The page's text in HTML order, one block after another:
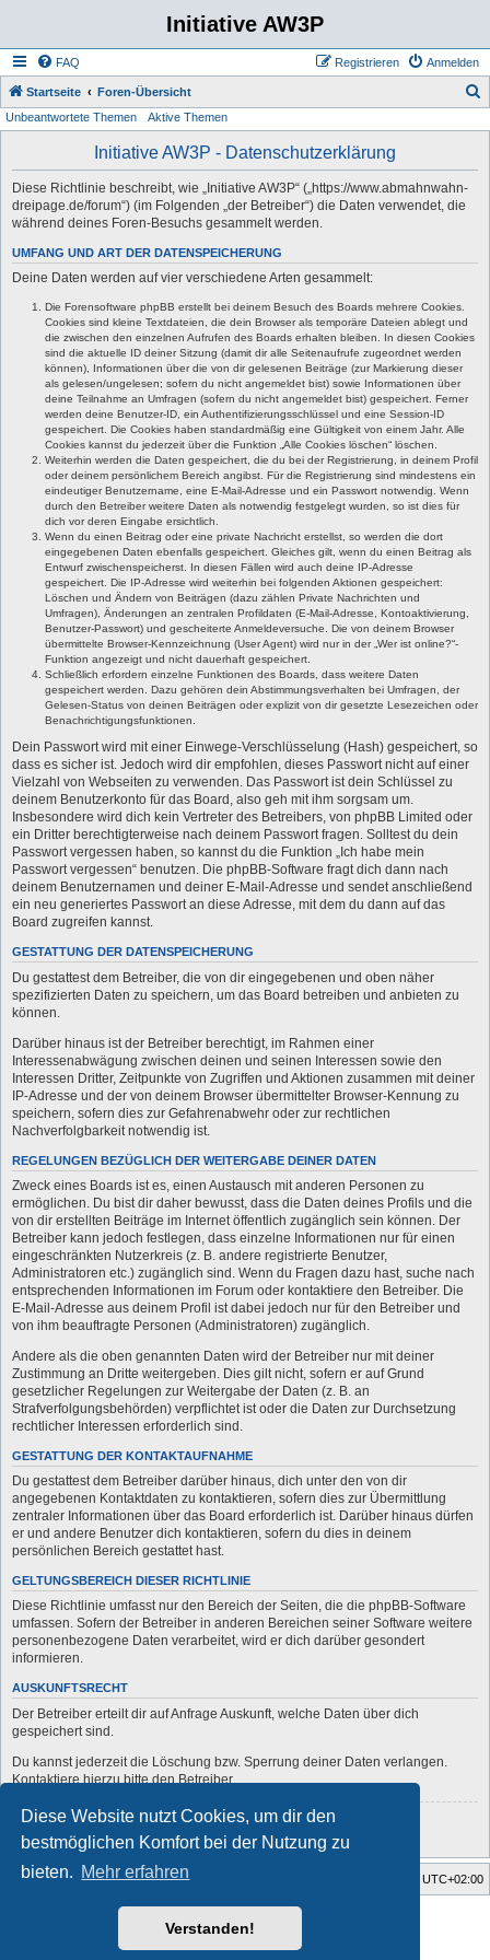
Diese Website nutzt Cookies, um dir den
bestmöglichen Komfort bei der Nutzung zu
bieten. Mehr erfahren
Verstanden!
Initiative AW3P
FAQ Anmelden
Registrieren
Startseite Foren-Übersicht
Unbeantwortete Themen Aktive Themen
Initiative AW3P - Datenschutzerklärung
Diese Richtlinie beschreibt, wie „Initiative AW3P“ („https://www.abmahnwahn-
dreipage.de/forum“) (im Folgenden „der Betreiber“) die Daten verwendet, die
während deines Foren-Besuchs gesammelt werden.
UMFANG UND ART DER DATENSPEICHERUNG
Deine Daten werden auf vier verschiedene Arten gesammelt:
Die Forensoftware phpBB erstellt bei deinem Besuch des Boards mehrere Cookies.
Cookies sind kleine Textdateien, die dein Browser als temporäre Dateien ablegt und
die zwischen den einzelnen Aufrufen des Boards erhalten bleiben. In diesen Cookies
sind die aktuelle ID deiner Sitzung (damit dir alle Seitenaufrufe zugeordnet werden
können), Informationen über die von dir gelesenen Beiträge (zur Markierung dieser
als gelesen/ungelesen; sofern du nicht angemeldet bist) sowie Informationen über
deine Teilnahme an Umfragen (sofern du nicht angemeldet bist) gespeichert. Ferner
werden deine Benutzer-ID, ein Authentifizierungsschlüssel und eine Session-ID
gespeichert. Die Cookies haben standardmäßig eine Gültigkeit von einem Jahr. Alle
Cookies kannst du jederzeit über die Funktion „Alle Cookies löschen“ löschen.
Weiterhin werden die Daten gespeichert, die du bei der Registrierung, in deinem Profil
oder deinem persönlichem Bereich angibst. Für die Registrierung sind mindestens ein
eindeutiger Benutzername, eine E-Mail-Adresse und ein Passwort notwendig. Wenn
durch den Betreiber weitere Daten als notwendig festgelegt wurden, so ist dies für
dich vor deren Eingabe ersichtlich.
Wenn du einen Beitrag oder eine private Nachricht erstellst, so werden die dort
eingegebenen Daten ebenfalls gespeichert. Gleiches gilt, wenn du einen Beitrag als
Entwurf zwischenspeicherst. In diesen Fällen wird auch deine IP-Adresse
gespeichert. Die IP-Adresse wird weiterhin bei folgenden Aktionen gespeichert:
Löschen und Ändern von Beiträgen (dazu zählen Private Nachrichten und
Umfragen), Änderungen an zentralen Profildaten (E-Mail-Adresse, Kontoaktivierung,
Benutzer-Passwort) und gescheiterte Anmeldeversuche. Die von deinem Browser
übermittelte Browser-Kennzeichnung (User Agent) wird nur in der „Wer ist online?“-
Funktion angezeigt und nicht dauerhaft gespeichert.
Schließlich erfordern einzelne Funktionen des Boards, dass weitere Daten
gespeichert werden. Dazu gehören dein Abstimmungsverhalten bei Umfragen, der
Gelesen-Status von deinen Beiträgen oder explizit von dir gesetzte Lesezeichen oder
Benachrichtigungsfunktionen.
Dein Passwort wird mit einer Einwege-Verschlüsselung (Hash) gespeichert, so
dass es sicher ist. Jedoch wird dir empfohlen, dieses Passwort nicht auf einer
Vielzahl von Webseiten zu verwenden. Das Passwort ist dein Schlüssel zu
deinem Benutzerkonto für das Board, also geh mit ihm sorgsam um.
Insbesondere wird dich kein Vertreter des Betreibers, von phpBB Limited oder
ein Dritter berechtigterweise nach deinem Passwort fragen. Solltest du dein
Passwort vergessen haben, so kannst du die Funktion „Ich habe mein
Passwort vergessen“ benutzen. Die phpBB-Software fragt dich dann nach
deinem Benutzernamen und deiner E-Mail-Adresse und sendet anschließend
ein neu generiertes Passwort an diese Adresse, mit dem du dann auf das
Board zugreifen kannst.
GESTATTUNG DER DATENSPEICHERUNG
Du gestattest dem Betreiber, die von dir eingegebenen und oben näher
spezifizierten Daten zu speichern, um das Board betreiben und anbieten zu
können.
Darüber hinaus ist der Betreiber berechtigt, im Rahmen einer
Interessenabwägung zwischen deinen und seinen Interessen sowie den
Interessen Dritter, Zeitpunkte von Zugriffen und Aktionen zusammen mit deiner
IP-Adresse und der von deinem Browser übermittelter Browser-Kennung zu
speichern, sofern dies zur Gefahrenabwehr oder zur rechtlichen
Nachverfolgbarkeit notwendig ist.
REGELUNGEN BEZÜGLICH DER WEITERGABE DEINER DATEN
Zweck eines Boards ist es, einen Austausch mit anderen Personen zu
ermöglichen. Du bist dir daher bewusst, dass die Daten deines Profils und die
von dir erstellten Beiträge im Internet öffentlich zugänglich sein können. Der
Betreiber kann jedoch festlegen, dass einzelne Informationen nur für einen
eingeschränkten Nutzerkreis (z. B. andere registrierte Benutzer,
Administratoren etc.) zugänglich sind. Wenn du Fragen dazu hast, suche nach
entsprechenden Informationen im Forum oder kontaktiere den Betreiber. Die
E-Mail-Adresse aus deinem Profil ist dabei jedoch nur für den Betreiber und
von ihm beauftragte Personen (Administratoren) zugänglich.
Andere als die oben genannten Daten wird der Betreiber nur mit deiner
Zustimmung an Dritte weitergeben. Dies gilt nicht, sofern er auf Grund
gesetzlicher Regelungen zur Weitergabe der Daten (z. B. an
Strafverfolgungsbehörden) verpflichtet ist oder die Daten zur Durchsetzung
rechtlicher Interessen erforderlich sind.
GESTATTUNG DER KONTAKTAUFNAHME
Du gestattest dem Betreiber darüber hinaus, dich unter den von dir
angegebenen Kontaktdaten zu kontaktieren, sofern dies zur Übermittlung
zentraler Informationen über das Board erforderlich ist. Darüber hinaus dürfen
er und andere Benutzer dich kontaktieren, sofern du dies in deinem
persönlichen Bereich gestattet hast.
GELTUNGSBEREICH DIESER RICHTLINIE
Diese Richtlinie umfasst nur den Bereich der Seiten, die die phpBB-Software
umfassen. Sofern der Betreiber in anderen Bereichen seiner Software weitere
personenbezogene Daten verarbeitet, wird er dich darüber gesondert
informieren.
AUSKUNFTSRECHT
Der Betreiber erteilt dir auf Anfrage Auskunft, welche Daten über dich
gespeichert sind.
Du kannst jederzeit die Löschung bzw. Sperrung deiner Daten verlangen.
Kontaktiere hierzu bitte den Betreiber.
Zurück zur vorherigen Seite
Startseite Foren-Übersicht UTC+02:00
forum
Powered byphpBB® Forum Software © phpBB Limited
phpBB.de